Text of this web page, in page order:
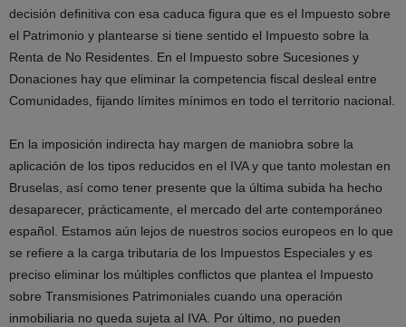
decisión definitiva con esa caduca figura que es el Impuesto sobre
el Patrimonio y plantearse si tiene sentido el Impuesto sobre la
Renta de No Residentes. En el Impuesto sobre Sucesiones y
Donaciones hay que eliminar la competencia fiscal desleal entre
Comunidades, fijando límites mínimos en todo el territorio nacional.
En la imposición indirecta hay margen de maniobra sobre la
aplicación de los tipos reducidos en el IVA y que tanto molestan en
Bruselas, así como tener presente que la última subida ha hecho
desaparecer, prácticamente, el mercado del arte contemporáneo
español. Estamos aún lejos de nuestros socios europeos en lo que
se refiere a la carga tributaria de los Impuestos Especiales y es
preciso eliminar los múltiples conflictos que plantea el Impuesto
sobre Transmisiones Patrimoniales cuando una operación
inmobiliaria no queda sujeta al IVA. Por último, no pueden